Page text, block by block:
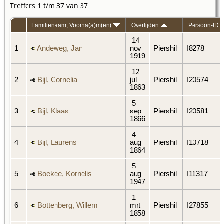
Treffers 1 t/m 37 van 37
Familienaam, Voorna(a)m(en) Overlijden Persoon-ID
1 Andeweg, Jan
14
nov
1919
Piershil I8278
2 Bijl, Cornelia
12
jul
1863
Piershil I20574
3 Bijl, Klaas
5
sep
1866
Piershil I20581
4 Bijl, Laurens
4
aug
1864
Piershil I10718
5 Boekee, Kornelis
5
aug
1947
Piershil I11317
6 Bottenberg, Willem
1
mrt
1858
Piershil I27855